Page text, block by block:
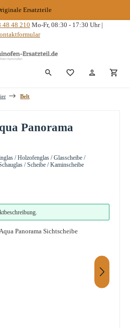
Ersatzteile
48 48 210 Mo-Fr, 08:30 - 17:30 Uhr |
Du hast 0
Belt
Panorama
/ Holzofenglas / Glasscheibe /
/ Scheibe / Kaminscheibe